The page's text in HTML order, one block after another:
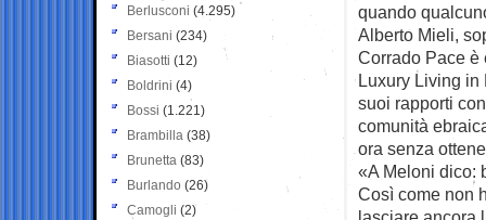
quando
Alberto Mieli,
Corrado Pace è
Luxury Living in
suoi rapporti
comunità
ora senza
«A Meloni dico:
Così come non
Berlusconi (4.295)
Bersani (234)
Biasotti (12)
Boldrini (4)
Bossi (1.221)
Brambilla (38)
Brunetta (83)
Burlando (26)
Camogli (2)